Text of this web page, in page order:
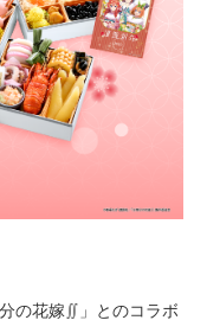
の花嫁∬」とのコラボ